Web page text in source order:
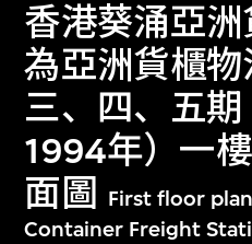
香港葵涌亞
為亞洲貨櫃
三、四、五
1994年）一
面圖
First floor
Container Freight